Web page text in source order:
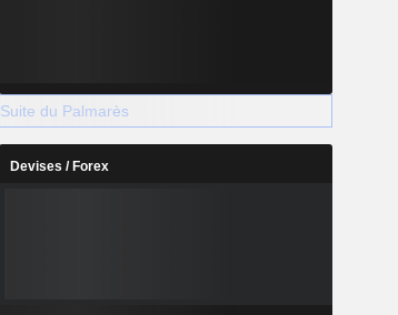
Suite du Palmarès
Devises / Forex